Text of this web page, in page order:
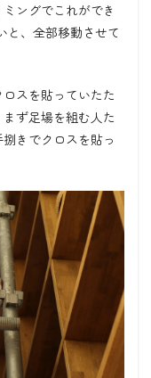
ングでこれができ
と、全部移動させて
スを貼っていたた
ず足場を組む人た
きでクロスを貼っ